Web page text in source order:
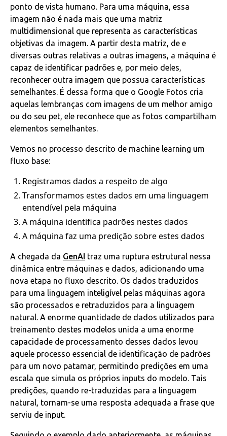
ponto de vista humano. Para uma máquina, essa
imagem não é nada mais que uma matriz
multidimensional que representa as características
objetivas da imagem. A partir desta matriz, de e
diversas outras relativas a outras imagens, a máquina é
capaz de identificar padrões e, por meio deles,
reconhecer outra imagem que possua características
semelhantes. É dessa forma que o Google Fotos cria
aquelas lembranças com imagens de um melhor amigo
ou do seu pet, ele reconhece que as fotos compartilham
elementos semelhantes.
Vemos no processo descrito de machine learning um
fluxo base:
Registramos dados a respeito de algo
Transformamos estes dados em uma linguagem
entendível pela máquina
A máquina identifica padrões nestes dados
A máquina faz uma predição sobre estes dados
A chegada da GenAI traz uma ruptura estrutural nessa
dinâmica entre máquinas e dados, adicionando uma
nova etapa no fluxo descrito. Os dados traduzidos
para uma linguagem inteligível pelas máquinas agora
são processados e retraduzidos para a linguagem
natural. A enorme quantidade de dados utilizados para
treinamento destes modelos unida a uma enorme
capacidade de processamento desses dados levou
aquele processo essencial de identificação de padrões
para um novo patamar, permitindo predições em uma
escala que simula os próprios inputs do modelo. Tais
predições, quando re-traduzidas para a linguagem
natural, tornam-se uma resposta adequada a frase que
serviu de input.